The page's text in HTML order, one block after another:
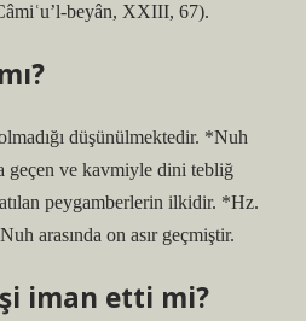
beyân, XXIII, 67).
düşünülmektedir. *Nuh
geçen ve kavmiyle dini tebliğ
peygamberlerin ilkidir. *Hz.
arasında on asır geçmiştir.
iman etti mi?